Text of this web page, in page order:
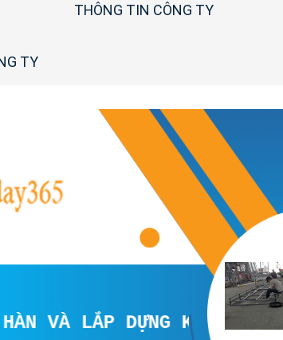
THÔNG TIN CÔNG TY
TY
LẮP DỰNG KẾT CẤU BAO